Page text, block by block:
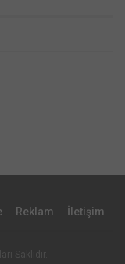
Reklam İletişim
Saklıdır.